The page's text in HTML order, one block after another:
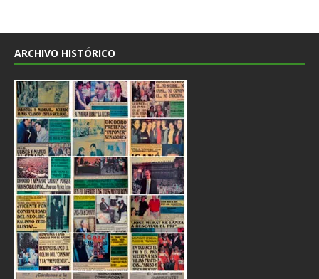
ARCHIVO HISTÓRICO